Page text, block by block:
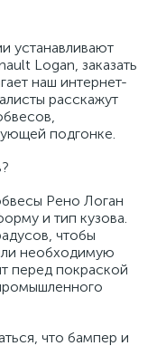
устанавливают
Logan, заказать
наш интернет-
расскажут
подгонке.
Рено Логан
и тип кузова.
чтобы
необходимую
перед покраской
что бампер и